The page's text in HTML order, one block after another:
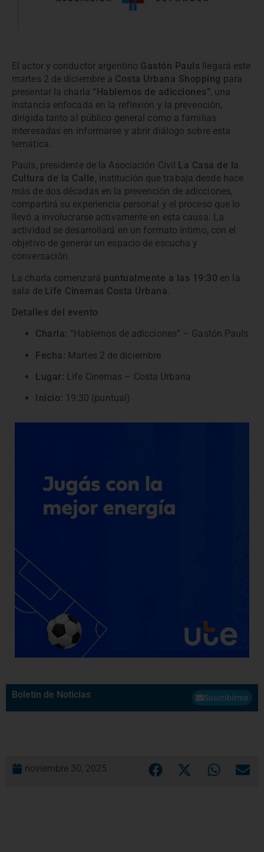
El actor y conductor argentino Gastón Pauls llegará este
martes 2 de diciembre a Costa Urbana Shopping para
presentar la charla “Hablemos de adicciones”, una
instancia enfocada en la reflexión y la prevención,
dirigida tanto al público general como a familias
interesadas en informarse y abrir diálogo sobre esta
temática.
Pauls, presidente de la Asociación Civil La Casa de la
Cultura de la Calle, institución que trabaja desde hace
más de dos décadas en la prevención de adicciones,
compartirá su experiencia personal y el proceso que lo
llevó a involucrarse activamente en esta causa. La
actividad se desarrollará en un formato íntimo, con el
objetivo de generar un espacio de escucha y
conversación.
La charla comenzará puntualmente a las 19:30 en la
sala de Life Cinemas Costa Urbana
Detalles del evento
Charla: “Hablemos de adicciones” – Gastón Pauls
Fecha: Martes 2 de diciembre
Lugar: Life Cinemas – Costa Urbana
Inicio: 19:30 (puntual)
Boletín de Noticias Suscribirme
noviembre 30, 2025